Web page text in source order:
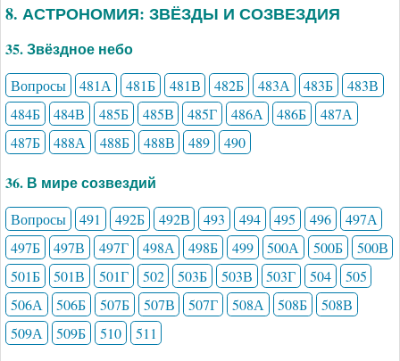
8. АСТРОНОМИЯ: ЗВЁЗДЫ И СОЗВЕЗДИЯ
35. Звёздное небо
Вопросы 481А 481Б 481В 482Б 483А 483Б
483В
484Б
484В 485Б 485В 485Г 486А 486Б
487А
487Б
488А 488Б 488В 489 490
36. В мире созвездий
Вопросы 491 492Б 492В 493 494 495 496
497А
497Б
497В 497Г 498А 498Б 499 500А 500Б
500В
501Б
501В 501Г 502 503Б 503В 503Г 504
505
506А
506Б 507Б 507В 507Г 508А 508Б
508В
509А
509Б 510 511